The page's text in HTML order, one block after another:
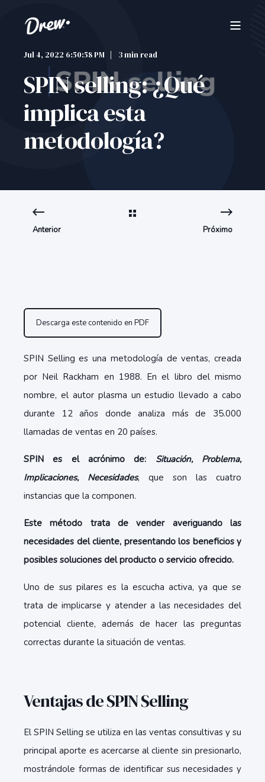
Jul 4, 2022 6:50:58 PM 3 min read
SPIN selling: ¿Qué
implica esta
metodología?
Anterior Próximo
Descarga este contenido en PDF
SPIN Selling es una metodología de ventas, creada
por Neil Rackham en 1988. En el libro del mismo
nombre, el autor plasma un estudio llevado a cabo
durante 12 años donde analiza más de 35.000
llamadas de ventas en 20 países.
SPIN es el acrónimo de: Situación, Problema,
Implicaciones, Necesidades, que son las cuatro
instancias que la componen.
Este método trata de vender averiguando las
necesidades del cliente, presentando los beneficios y
posibles soluciones del producto o servicio ofrecido.
Uno de sus pilares es la escucha activa, ya que se
trata de implicarse y atender a las necesidades del
potencial cliente, además de hacer las preguntas
correctas durante la situación de ventas.
Ventajas de SPIN Selling
El SPIN Selling se utiliza en las ventas consultivas y su
principal aporte es acercarse al cliente sin presionarlo,
mostrándole formas de identificar sus necesidades y